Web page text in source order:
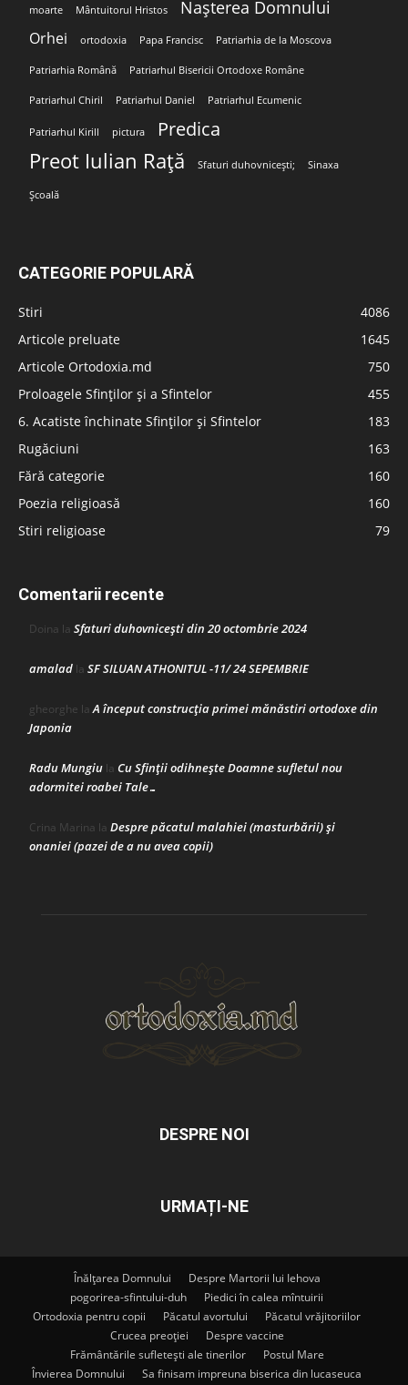
moarte Mântuitorul Hristos Nașterea Domnului
Orhei ortodoxia Papa Francisc Patriarhia de la Moscova
Patriarhia Română Patriarhul Bisericii Ortodoxe Române
Patriarhul Chiril Patriarhul Daniel Patriarhul Ecumenic
Patriarhul Kirill pictura Predica
Preot Iulian Rață Sfaturi duhovnicești; Sinaxa
Școală
CATEGORIE POPULARĂ
Stiri
4086
Articole preluate
1645
Articole Ortodoxia.md
750
Proloagele Sfinților și a Sfintelor
455
6. Acatiste închinate Sfinților și Sfintelor
183
Rugăciuni
163
Fără categorie
160
Poezia religioasă
160
Stiri religioase
79
Comentarii recente
Doina la Sfaturi duhovnicești din 20 octombrie 2024
amalad la SF SILUAN ATHONITUL -11/ 24 SEPEMBRIE
gheorghe laA început construcţia primei mănăstiri ortodoxe din
Japonia
Radu Mungiu la Cu Sfinții odihnește Doamne sufletul nou
adormitei roabei Tale…
Crina Marina la Despre păcatul malahiei (masturbării) şi
onaniei (pazei de a nu avea copii)
DESPRE NOI
URMAȚI-NE
Înălțarea Domnului
Despre Martorii lui Iehova
pogorirea-sfintului-duh
Piedici în calea mîntuirii
Ortodoxia pentru copii
Păcatul avortului
Păcatul vrăjitoriilor
Crucea preoției
Despre vaccine
Frământările sufletești ale tinerilor
Postul Mare
Învierea Domnului
Sa finisam impreuna biserica din lucaseuca